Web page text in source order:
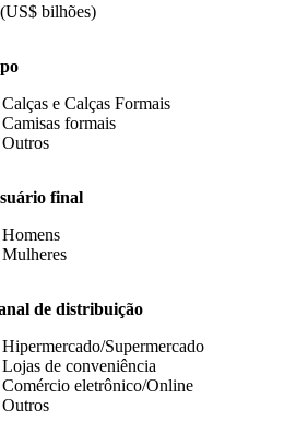
bilhões)
Calças e Calças Formais
Camisas formais
Outros
final
Homens
Mulheres
de distribuição
Hipermercado/Supermercado
Lojas de conveniência
Comércio eletrônico/Online
Outros